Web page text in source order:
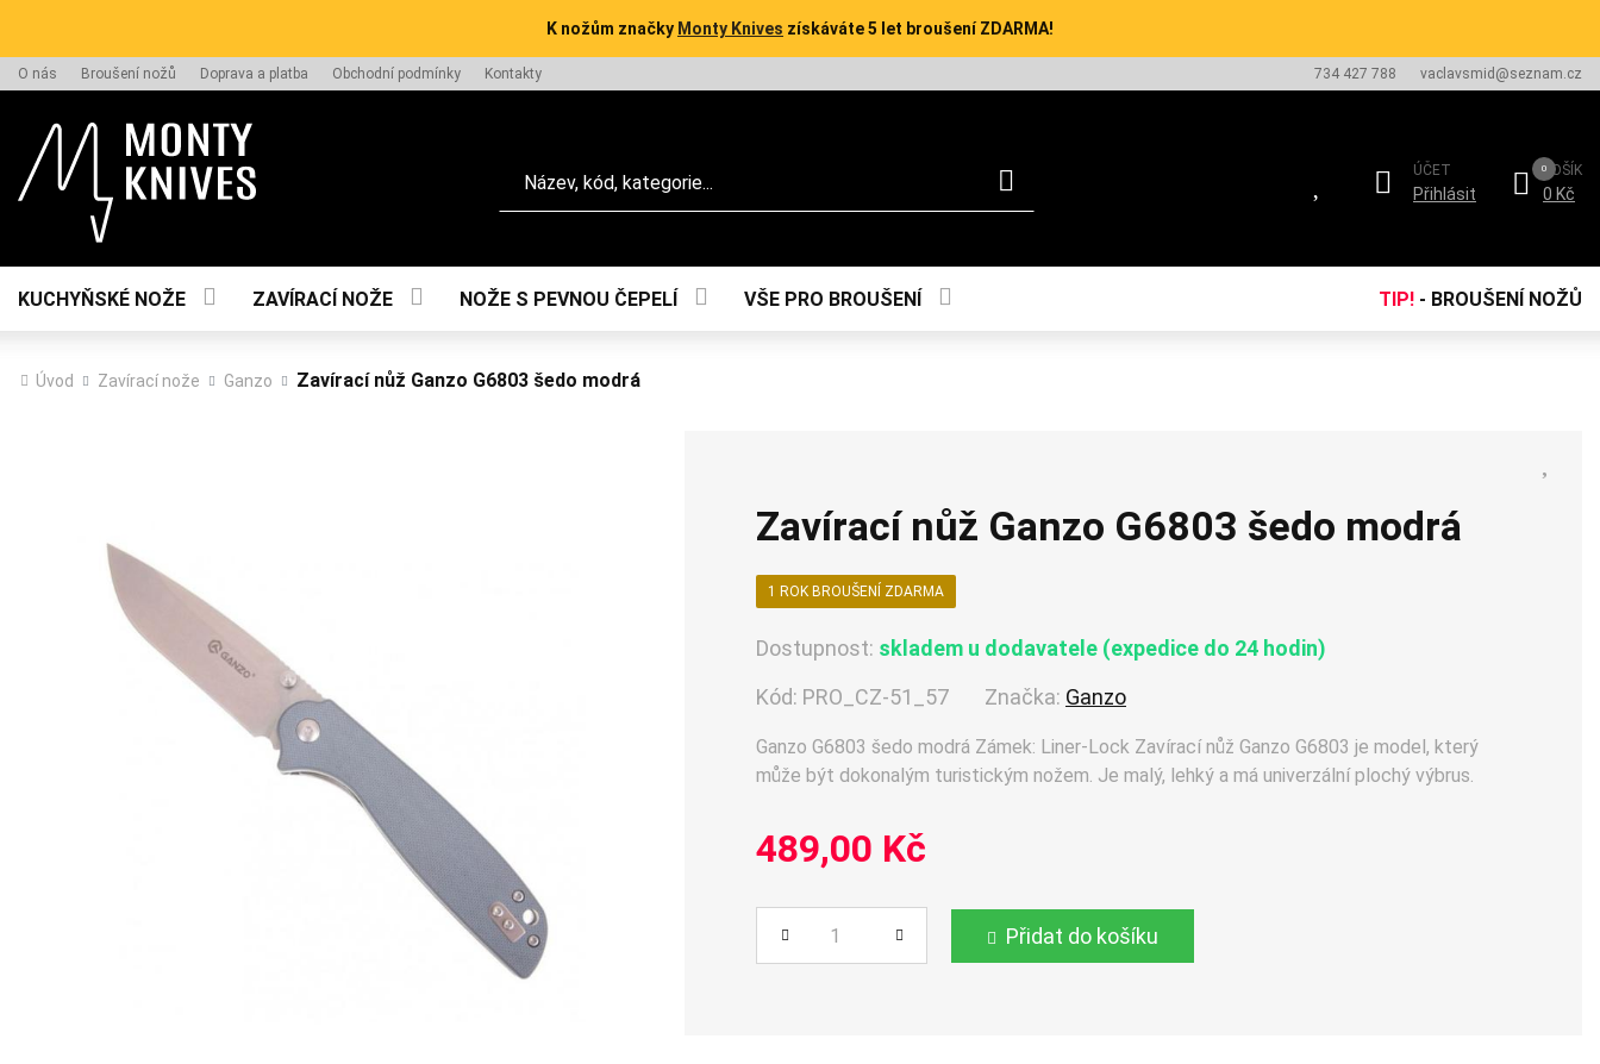
K nožům značky Monty Knives získáváte 5 let broušení ZDARMA!
O nás Broušení nožů Doprava a platba Obchodní podmínky Kontakty 734 427 788 vaclavsmid@seznam.cz
ÚČET
Přihlásit
KOŠÍK
0 Kč
KUCHYŇSKÉ NOŽE ZAVÍRACÍ NOŽE NOŽE S PEVNOU ČEPELÍ VŠE PRO BROUŠENÍ TIP! - BROUŠENÍ NOŽŮ
Úvod Zavírací nože Ganzo Zavírací nůž Ganzo G6803 šedo modrá
Zavírací nůž Ganzo G6803 šedo modrá
1 ROK BROUŠENÍ ZDARMA
Dostupnost: skladem u dodavatele (expedice do 24 hodin)
Kód: PRO_CZ-51_57 Značka: Ganzo
Ganzo G6803 šedo modrá Zámek: Liner-Lock Zavírací nůž Ganzo G6803 je model, který
může být dokonalým turistickým nožem. Je malý, lehký a má univerzální plochý výbrus.
489,00 Kč
Počet Přidat do košíku